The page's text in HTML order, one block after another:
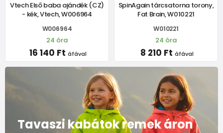
Vtech Első baba ajándék (CZ)
- kék, Vtech, W006964
W006964
24 óra
16 140 Ft áfával
SpinAgain tárcsatorna torony,
Fat Brain, W010221
W010221
24 óra
8 210 Ft áfával
Tavaszi kabátok remek áron